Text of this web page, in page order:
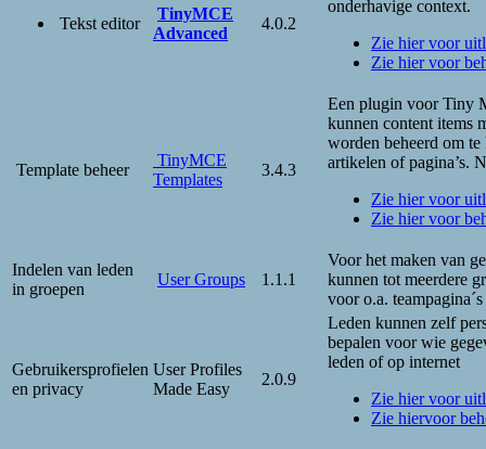
Tekst editor
TinyMCE
Advanced
4.0.2
onderhavige context.
Zie hier voor
Zie hier voor
Template beheer
TinyMCE
Templates
3.4.3
Een plugin voor Tiny
kunnen content items
worden beheerd om
artikelen of pagina’s.
Zie hier voor
Zie hier voor
Indelen van leden
in groepen
User Groups 1.1.1
Voor het maken van
kunnen tot meerdere
voor o.a. teampagina´s
Gebruikersprofielen
en privacy
User Profiles
Made Easy
2.0.9
Leden kunnen zelf
bepalen voor wie
leden of op internet
Zie hier voor
Zie hiervoor